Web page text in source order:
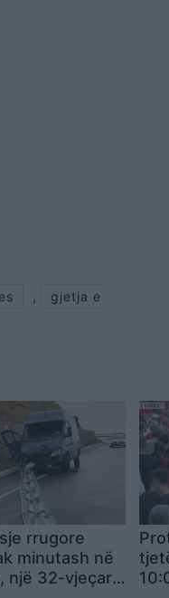
,
gjetja e
rrugore
minutash në
një 32-vjeçar